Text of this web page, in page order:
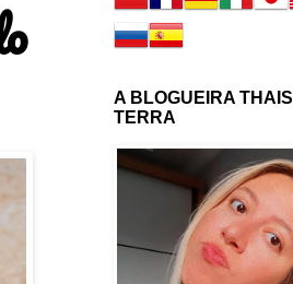
A BLOGUEIRA THAIS
TERRA